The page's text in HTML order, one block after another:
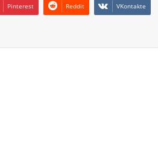
Pinterest Reddit VKontakte